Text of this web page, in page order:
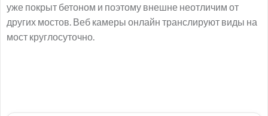
уже покрыт бетоном и поэтому внешне неотличим от
других мостов. Веб камеры онлайн транслируют виды на
мост круглосуточно.